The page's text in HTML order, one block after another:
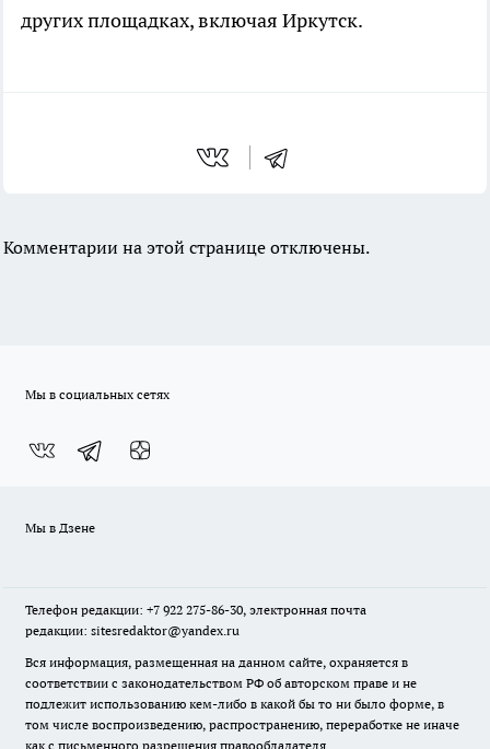
других площадках, включая Иркутск.
Комментарии на этой странице отключены.
Мы в социальных сетях
Мы в Дзене
Телефон редакции: +7 922 275-86-30, электронная почта
редакции: sitesredaktor@yandex.ru
Вся информация, размещенная на данном сайте, охраняется в
соответствии с законодательством РФ об авторском праве и не
подлежит использованию кем-либо в какой бы то ни было форме, в
том числе воспроизведению, распространению, переработке не иначе
как с письменного разрешения правообладателя.